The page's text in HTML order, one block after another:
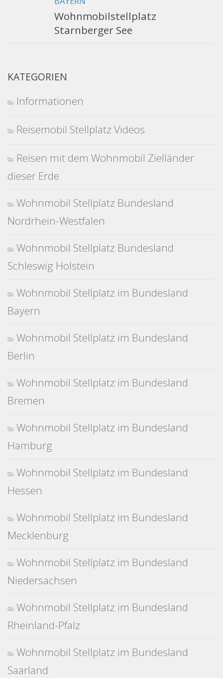
Wohnmobilstellplatz
Starnberger See
KATEGORIEN
Informationen
Reisemobil Stellplatz Videos
Reisen mit dem Wohnmobil Zielländer
dieser Erde
Wohnmobil Stellplatz Bundesland
Nordrhein-Westfalen
Wohnmobil Stellplatz Bundesland
Schleswig Holstein
Wohnmobil Stellplatz im Bundesland
Bayern
Wohnmobil Stellplatz im Bundesland
Berlin
Wohnmobil Stellplatz im Bundesland
Bremen
Wohnmobil Stellplatz im Bundesland
Hamburg
Wohnmobil Stellplatz im Bundesland
Hessen
Wohnmobil Stellplatz im Bundesland
Mecklenburg
Wohnmobil Stellplatz im Bundesland
Niedersachsen
Wohnmobil Stellplatz im Bundesland
Rheinland-Pfalz
Wohnmobil Stellplatz im Bundesland
Saarland